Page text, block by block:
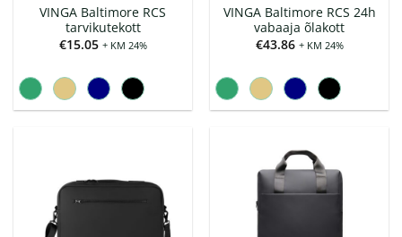
VINGA Baltimore RCS
tarvikutekott
€15.05 + KM 24%
VINGA Baltimore RCS 24h
vabaaja õlakott
€43.86 + KM 24%